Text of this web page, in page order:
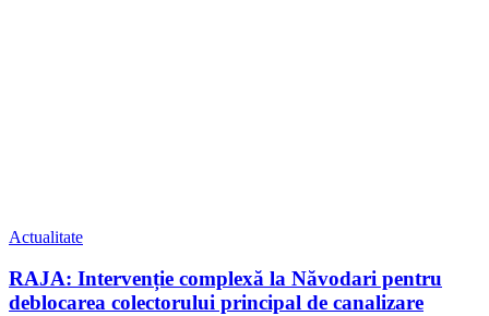
Actualitate
RAJA: Intervenție complexă la Năvodari pentru
deblocarea colectorului principal de canalizare